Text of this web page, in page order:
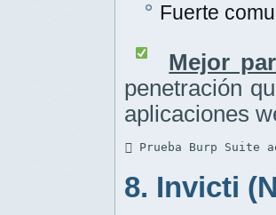
Fuerte
Mejor
penetración
aplicaciones
 Prueba Burp Suite
8. Invicti